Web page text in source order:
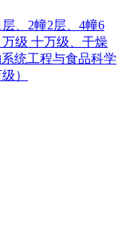
、2幢2层、4幢6
级 十万级、干燥
统工程与食品科学
）